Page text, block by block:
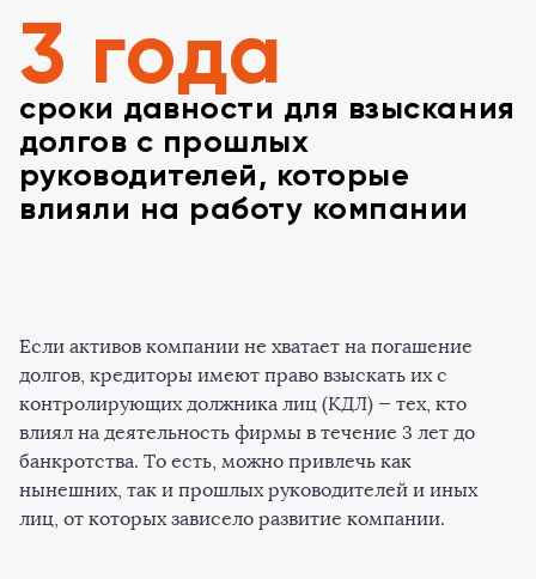
3 года
сроки давности для взыскания
долгов с прошлых
руководителей, которые
влияли на работу компании
Если активов компании не хватает на погашение
долгов, кредиторы имеют право взыскать их с
контролирующих должника лиц (КДЛ) — тех, кто
влиял на деятельность фирмы в течение 3 лет до
банкротства. То есть, можно привлечь как
нынешних, так и прошлых руководителей и иных
лиц, от которых зависело развитие компании.